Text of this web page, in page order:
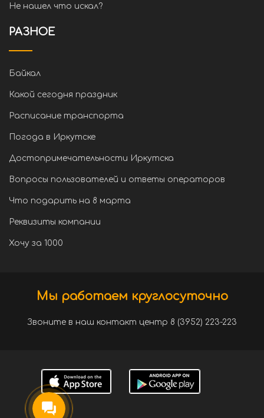
Не нашел что искал?
РАЗНОЕ
Байкал
Какой сегодня праздник
Расписание транспорта
Погода в Иркутске
Достопримечательности Иркутска
Вопросы пользователей и ответы операторов
Что подарить на 8 марта
Реквизиты компании
Хочу за 1000
Мы работаем круглосуточно
Звоните в наш контакт центр 8 (3952) 223-223